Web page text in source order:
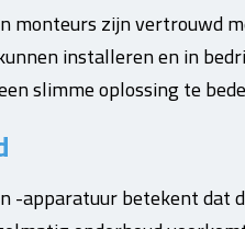
monteurs zijn vertrouwd
installeren en in
slimme oplossing te
-apparatuur betekent dat